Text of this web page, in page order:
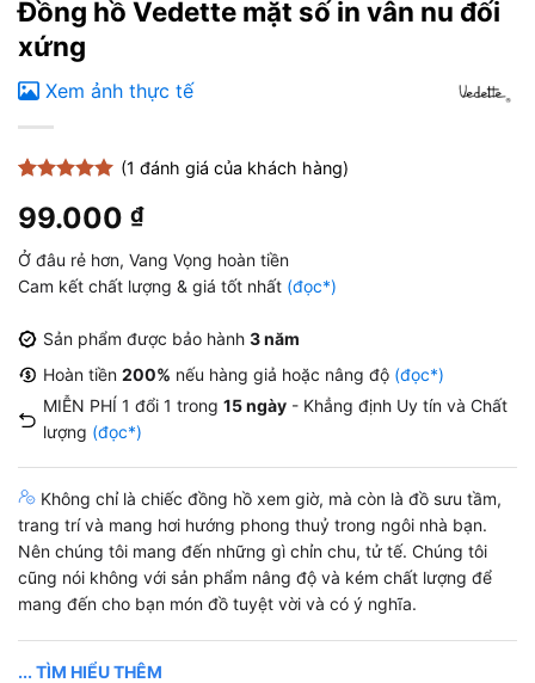
Đồng hồ Vedette mặt số in vân nu đối
xứng
Xem ảnh thực tế
dựa trên
đánh giá
(1 đánh giá của khách hàng)
99.000 ₫
Ở đâu rẻ hơn, Vang Vọng hoàn tiền
Cam kết chất lượng & giá tốt nhất (đọc*)
Sản phẩm được bảo hành 3 năm
Hoàn tiền 200% nếu hàng giả hoặc nâng độ (đọc*)
MIỄN PHÍ 1 đổi 1 trong 15 ngày - Khẳng định Uy tín và Chất
lượng (đọc*)
Không chỉ là chiếc đồng hồ xem giờ, mà còn là đồ sưu tầm,
trang trí và mang hơi hướng phong thuỷ trong ngôi nhà bạn.
Nên chúng tôi mang đến những gì chỉn chu, tử tế. Chúng tôi
cũng nói không với sản phẩm nâng độ và kém chất lượng để
mang đến cho bạn món đồ tuyệt vời và có ý nghĩa.
... TÌM HIỂU THÊM